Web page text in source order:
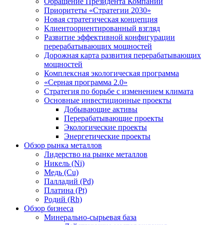
Приоритеты «Стратегии 2030»
Новая стратегическая концепция
Клиентоориентированный взгляд
Развитие эффективной конфигурации
перерабатывающих мощностей
Дорожная карта развития перерабатывающих
мощностей
Комплексная экологическая программа
«Серная программа 2.0»
Стратегия по борьбе с изменением климата
Основные инвестиционные проекты
Добывающие активы
Перерабатывающие проекты
Экологические проекты
Энергетические проекты
Обзор рынка металлов
Лидерство на рынке металлов
Никель (Ni)
Медь (Cu)
Палладий (Pd)
Платина (Pt)
Родий (Rh)
Обзор бизнеса
Минерально-сырьевая база